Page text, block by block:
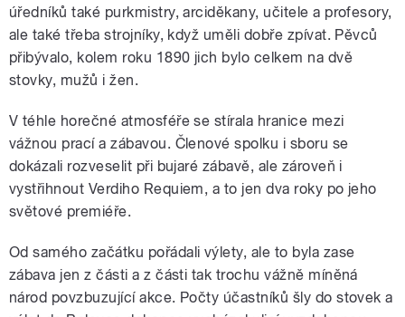
úředníků také purkmistry, arciděkany, učitele a profesory,
ale také třeba strojníky, když uměli dobře zpívat. Pěvců
přibývalo, kolem roku 1890 jich bylo celkem na dvě
stovky, mužů i žen.
V téhle horečné atmosféře se stírala hranice mezi
vážnou prací a zábavou. Členové spolku i sboru se
dokázali rozveselit při bujaré zábavě, ale zároveň i
vystřihnout Verdiho Requiem, a to jen dva roky po jeho
světové premiéře.
Od samého začátku pořádali výlety, ale to byla zase
zábava jen z části a z části tak trochu vážně míněná
národ povzbuzující akce. Počty účastníků šly do stovek a